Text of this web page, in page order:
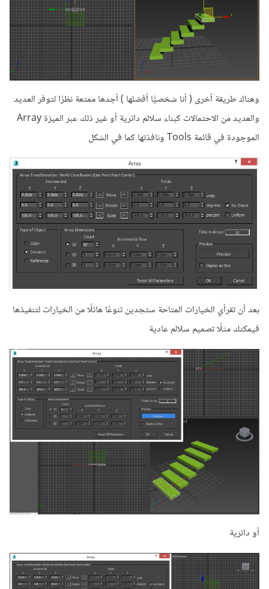
وهناك طريقة أخرى ( أنا شخصيًّا أفضلها ) أجدها ممتعة نظرًا لتوفر العديد
والعديد من الاحتمالات كبناء سلالم دائرية أو غير ذلك عبر الميزة Array
الموجودة في قائمة Tools ونافذتها كما في الشكل
بعد أن تقرأي الخيارات المتاحة ستجدين تنوعًا هائلًا من الخيارات لتنفيذها
فيمكنك مثلًا تصميم سلالم عادية
أو دائرية